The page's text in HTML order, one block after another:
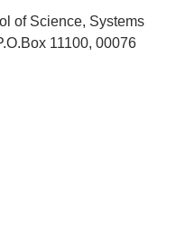
of Science, Systems
11100, 00076